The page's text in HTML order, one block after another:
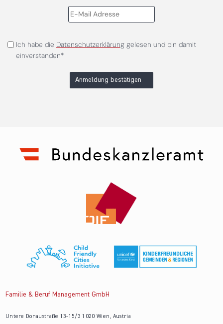
Ich habe die Datenschutzerklärunggelesen und bin damit
einverstanden*
Anmeldung bestätigen
Familie & Beruf Management GmbH
Untere Donaustraße 13-15/3 1020 Wien, Austria